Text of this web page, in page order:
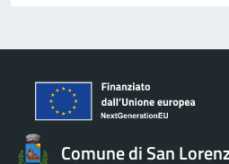
Comune di San